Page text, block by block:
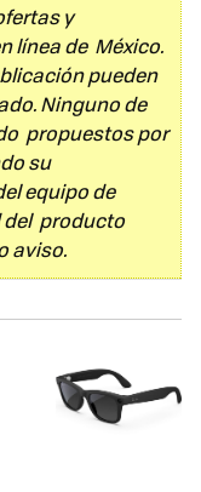
y
línea de México.
pueden
Ninguno de
propuestos por
su
equipo de
del producto
aviso.